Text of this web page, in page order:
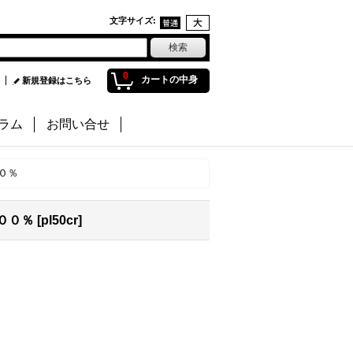
文字サイズ:
0 カートの中身
新規登録はこちら
ム お問い合せ
％
０％ [pl50cr]